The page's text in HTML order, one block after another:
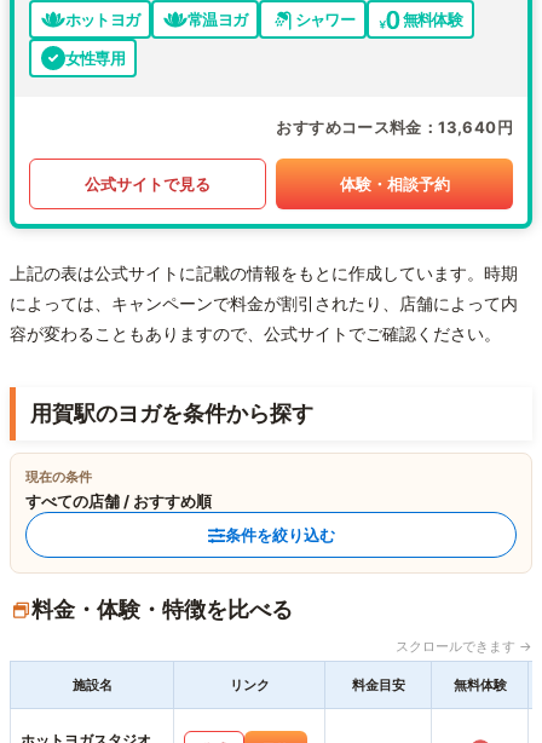
ホットヨガ 常温ヨガ シャワー
無料体験
女性専用
おすすめコース料金 13,640円
公式サイトで見る 体験・相談予約
上記の表は公式サイトに記載の情報をもとに作成しています。時期
によっては、キャンペーンで料金が割引されたり、店舗によって内
容が変わることもありますので、公式サイトでご確認ください。
用賀駅のヨガを条件から探す
現在の条件
すべての店舗 / おすすめ順
条件を絞り込む
料金・体験・特徴を比べる
スクロールできます →
施設名 リンク 料金目安 無料体験